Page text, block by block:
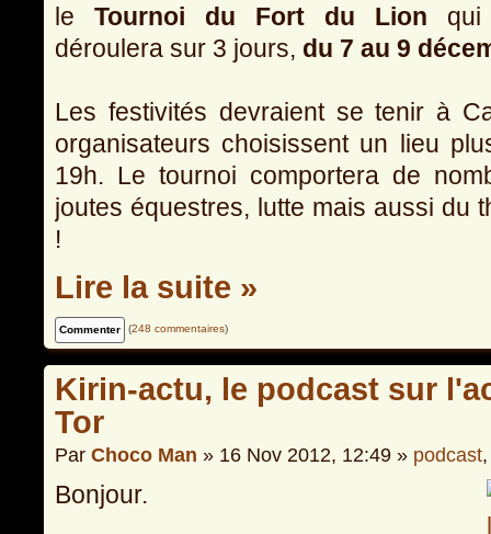
leTournoi du Fort du Lion qui
déroulera sur 3 jours, du 7 au 9
Les festivités devraient se tenir à
organisateurs choisissent un lieu
19h. Le tournoi comportera de
joutes équestres, lutte mais aussi du
!
Lire la suite »
(248 commentaires)
Kirin-actu, le podcast sur
Tor
Par Choco Man » 16 Nov 2012, 12:49 » podcast
Bonjour.